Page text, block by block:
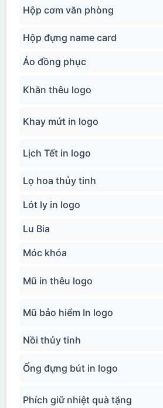
Hộp cơm văn phòng
Hộp đựng name card
Áo đồng phục
Khăn thêu logo
Khay mứt in logo
Lịch Tết in logo
Lọ hoa thủy tinh
Lót ly in logo
Lu Bia
Móc khóa
Mũ in thêu logo
Mũ bảo hiểm In logo
Nồi thủy tinh
Ống đựng bút in logo
Phích giữ nhiệt quà tặng